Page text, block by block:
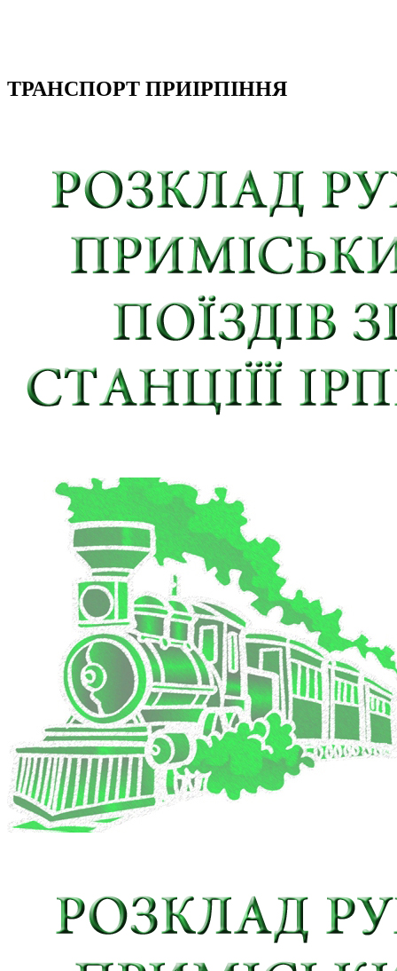
ТРАНСПОРТ ПРИІРПІННЯ